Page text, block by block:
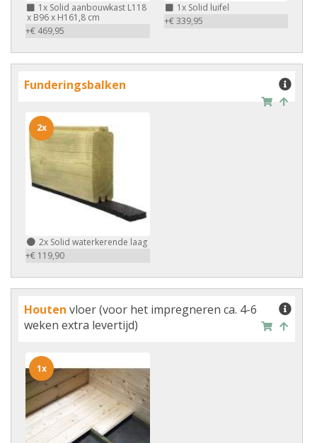
1x Solid aanbouwkast L118
x B96 x H161,8 cm
+€ 469,95
1xSolid luifel
+€ 339,95
Funderingsbalken
2x Solid waterkerende laag
+€ 119,90
2x
Houten vloer (voor het impregneren ca. 4-6
weken extra levertijd)
1x